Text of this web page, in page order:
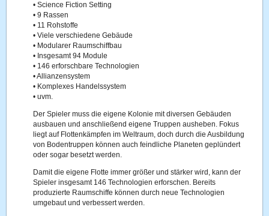
• Science Fiction Setting
• 9 Rassen
• 11 Rohstoffe
• Viele verschiedene Gebäude
• Modularer Raumschiffbau
• Insgesamt 94 Module
• 146 erforschbare Technologien
• Allianzensystem
• Komplexes Handelssystem
• uvm.
Der Spieler muss die eigene Kolonie mit diversen Gebäuden
ausbauen und anschließend eigene Truppen ausheben. Fokus
liegt auf Flottenkämpfen im Weltraum, doch durch die Ausbildung
von Bodentruppen können auch feindliche Planeten geplündert
oder sogar besetzt werden.
Damit die eigene Flotte immer größer und stärker wird, kann der
Spieler insgesamt 146 Technologien erforschen. Bereits
produzierte Raumschiffe können durch neue Technologien
umgebaut und verbessert werden.